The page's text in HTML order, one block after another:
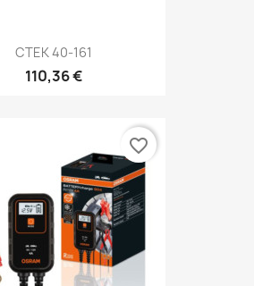
CTEK 40-161
110,36 €
favorite_border